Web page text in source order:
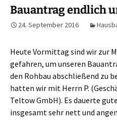
Bauantrag endlich
24. September 2016
Heute Vormittag sind wir zur
gefahren, um unseren
den Rohbau abschließend zu
hatten wir mit Herrn P.
Teltow GmbH). Es dauerte
insgesamt sehr nett und